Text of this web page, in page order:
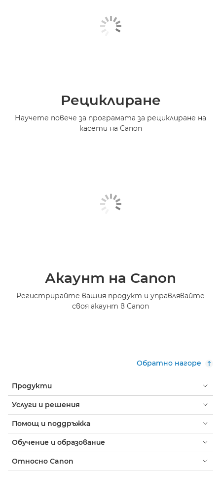
Рециклиране
Научете повече за програмата за рециклиране на
касети на Canon
Акаунт на Canon
Регистрирайте вашия продукт и управлявайте
своя акаунт в Canon
Обратно нагоре
Продукти
Услуги и решения
Помощ и поддръжка
Обучение и образование
Относно Canon